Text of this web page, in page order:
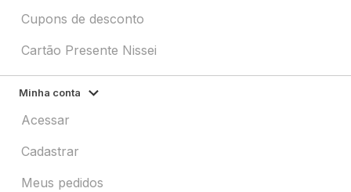
Cupons de desconto
Cartão Presente Nissei
Minha conta
Acessar
Cadastrar
Meus pedidos